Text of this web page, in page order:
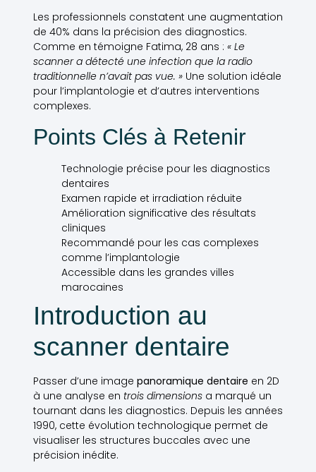
Les professionnels constatent une augmentation
de 40% dans la précision des diagnostics.
Comme en témoigne Fatima, 28 ans : « Le
scanner a détecté une infection que la radio
traditionnelle n’avait pas vue. »Une solution idéale
pour l’implantologie et d’autres interventions
complexes.
Points Clés à Retenir
Technologie précise pour les diagnostics
dentaires
Examen rapide et irradiation réduite
Amélioration significative des résultats
cliniques
Recommandé pour les cas complexes
comme l’implantologie
Accessible dans les grandes villes
marocaines
Introduction au
scanner dentaire
Passer d’une image panoramique dentaire en 2D
à une analyse en trois dimensionsa marqué un
tournant dans les diagnostics. Depuis les années
1990, cette évolution technologique permet de
visualiser les structures buccales avec une
précision inédite.